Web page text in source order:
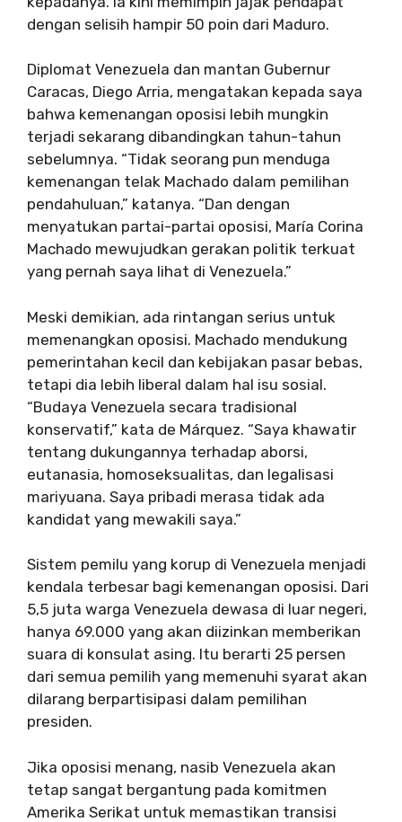
dengan selisih hampir 50 poin dari Maduro.
Diplomat Venezuela dan mantan Gubernur
Caracas, Diego Arria, mengatakan kepada saya
bahwa kemenangan oposisi lebih mungkin
terjadi sekarang dibandingkan tahun-tahun
sebelumnya. “Tidak seorang pun menduga
kemenangan telak Machado dalam pemilihan
pendahuluan,” katanya. “Dan dengan
menyatukan partai-partai oposisi, María Corina
Machado mewujudkan gerakan politik terkuat
yang pernah saya lihat di Venezuela.”
Meski demikian, ada rintangan serius untuk
memenangkan oposisi. Machado mendukung
pemerintahan kecil dan kebijakan pasar bebas,
tetapi dia lebih liberal dalam hal isu sosial.
“Budaya Venezuela secara tradisional
konservatif,” kata de Márquez. “Saya khawatir
tentang dukungannya terhadap aborsi,
eutanasia, homoseksualitas, dan legalisasi
mariyuana. Saya pribadi merasa tidak ada
kandidat yang mewakili saya.”
Sistem pemilu yang korup di Venezuela menjadi
kendala terbesar bagi kemenangan oposisi. Dari
5,5 juta warga Venezuela dewasa di luar negeri,
hanya 69.000 yang akan diizinkan memberikan
suara di konsulat asing. Itu berarti 25 persen
dari semua pemilih yang memenuhi syarat akan
dilarang berpartisipasi dalam pemilihan
presiden.
Jika oposisi menang, nasib Venezuela akan
tetap sangat bergantung pada komitmen
Amerika Serikat untuk memastikan transisi